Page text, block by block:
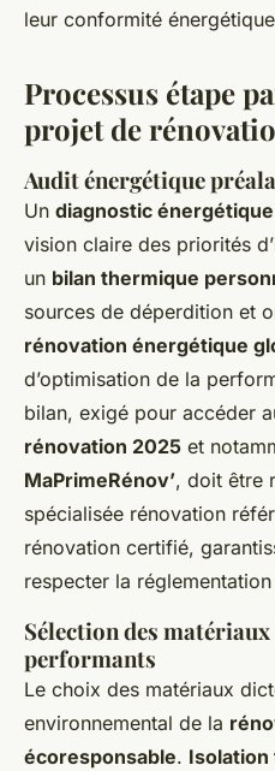
leur conformité
Processus étape
projet de
Audit énergétique
Un diagnostic
vision claire des priorités
un bilan thermique
sources de déperdition et
rénovation énergétique
d’optimisation de la
bilan, exigé pour accéder
rénovation 2025 et
MaPrimeRénov’, doit être
spécialisée rénovation
rénovation certifié,
respecter la
Sélection des
performants
Le choix des matériaux
environnemental de la
écoresponsable. Isolation